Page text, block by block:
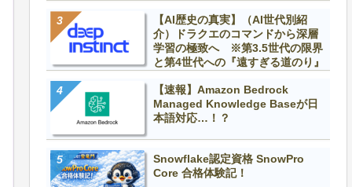
【AI歴史の真実】（AI世代別紹
介）ドラクエのコマンドから深層
学習の極致へ ※第3.5世代の限界
と第4世代への『遠すぎる道のり』
【速報】Amazon Bedrock
Managed Knowledge Baseが日
本語対応…！？
Snowflake認定資格 SnowPro
Core 合格体験記！